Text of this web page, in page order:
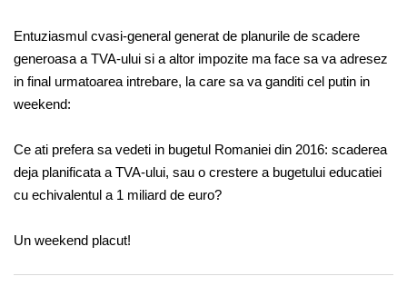
Entuziasmul cvasi-general generat de planurile de scadere
generoasa a TVA-ului si a altor impozite ma face sa va adresez
in final urmatoarea intrebare, la care sa va ganditi cel putin in
weekend:
Ce ati prefera sa vedeti in bugetul Romaniei din 2016: scaderea
deja planificata a TVA-ului, sau o crestere a bugetului educatiei
cu echivalentul a 1 miliard de euro?
Un weekend placut!